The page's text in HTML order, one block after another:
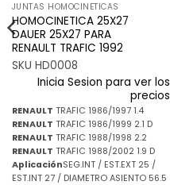
JUNTAS HOMOCINETICAS
HOMOCINETICA 25X27
DAUER 25X27 PARA
RENAULT TRAFIC 1992
SKU HD0008
Inicia Sesion para ver los
precios
RENAULT TRAFIC 1986/1997 1.4
RENAULT TRAFIC 1986/1999 2.1 D
RENAULT TRAFIC 1988/1998 2.2
RENAULT TRAFIC 1988/2002 1.9 D
AplicaciónSEG.INT / EST.EXT 25 /
EST.INT 27 / DIAMETRO ASIENTO 56.5